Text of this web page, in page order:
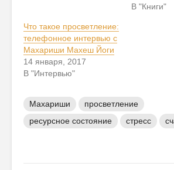
В "Книги"
Что такое просветление:
телефонное интервью с
Махариши Махеш Йоги
14 января, 2017
В "Интервью"
Махариши
просветление
ресурсное состояние
стресс